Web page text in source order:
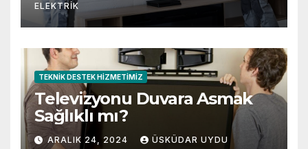
ELEKTRIK
TEKNIK DESTEK HIZMETIMIZ
Televizyonu Duvara Asmak
Sağlıklı mı?
ARALIK 24, 2024 ÜSKÜDAR UYDU